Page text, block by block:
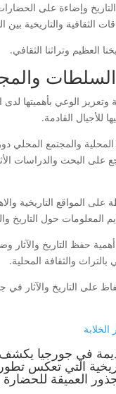
وإضاءة على
الثقافية والتاريخية
العظيم وتراثنا الثقافي.
السلطات
الوعي بأهميتها
للأجيال القادمة.
والمجتمع
على البحث والدراسات
المواقع التاريخية
المعلومات حول التاريخ
حفظ التاريخ والآثار
والثقافة المحلية.
على التاريخ والآثار
في جورجيا يكشف
التي تعكس
العميقة للحضارة